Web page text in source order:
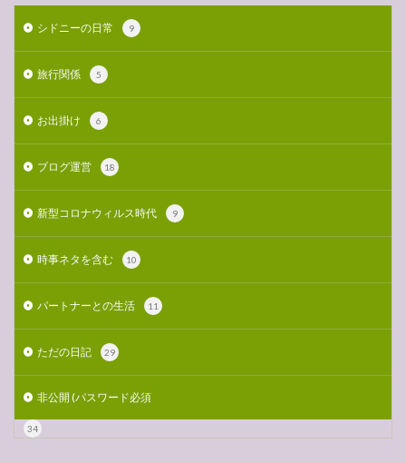
シドニーの日常 9
旅行関係 5
お出掛け 6
ブログ運営 18
新型コロナウィルス時代 9
時事ネタを含む 10
パートナーとの生活 11
ただの日記 29
非公開 (パスワード必須
34